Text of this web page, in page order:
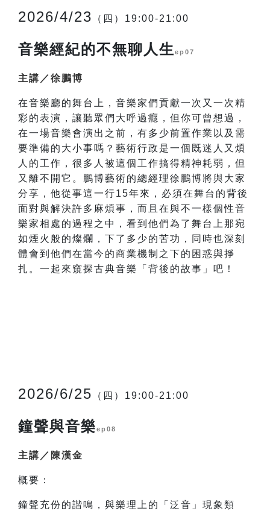
2026/4/23 （四）19:00-21:00
音樂經紀的不無聊人生 ep07
主講／徐鵬博
在音樂廳的舞台上，音樂家們貢獻一次又一次精
彩的表演，讓聽眾們大呼過癮，但你可曾想過，
在一場音樂會演出之前，有多少前置作業以及需
要準備的大小事嗎？藝術行政是一個既迷人又煩
人的工作，很多人被這個工作搞得精神耗弱，但
又離不開它。鵬博藝術的總經理徐鵬博將與大家
分享，他從事這一行15年來，必須在舞台的背後
面對與解決許多麻煩事，而且在與不一樣個性音
樂家相處的過程之中，看到他們為了舞台上那宛
如煙火般的燦爛，下了多少的苦功，同時也深刻
體會到他們在當今的商業機制之下的困惑與掙
扎。一起來窺探古典音樂「背後的故事」吧！
2026/6/25 （四）19:00-21:00
鐘聲與音樂ep08
主講／陳漢金
概要：
鐘聲充份的諧鳴，與樂理上的「泛音」現象類